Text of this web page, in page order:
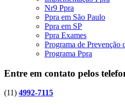
Nr9 Ppra
Ppra em São Paulo
Ppra em SP
Ppra Exames
Programa de Prevenção
Programa Ppra
Entre em contato pelos
(11) 4992-7115